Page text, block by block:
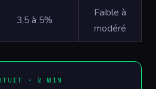
3,5 à 5%
Faible à
modéré
· 2 MIN